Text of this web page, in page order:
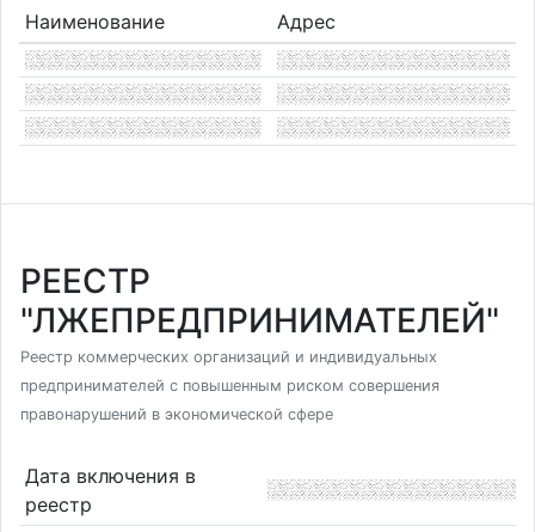
Наименование Адрес
РЕЕСТР
"ЛЖЕПРЕДПРИНИМАТЕЛЕЙ"
Реестр коммерческих организаций и индивидуальных
предпринимателей с повышенным риском совершения
правонарушений в экономической сфере
Дата включения в
реестр